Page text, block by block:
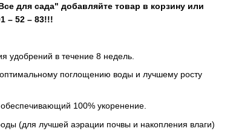
для сада" добавляйте товар в корзину или
– 52 – 83!!!
удобрений в течение 8 недель.
поглощению воды и лучшему росту
100% укоренение.
(для лучшей аэрации почвы и накопления влаги)